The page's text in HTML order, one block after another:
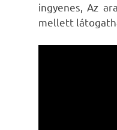
ingyenes, Az
mellett